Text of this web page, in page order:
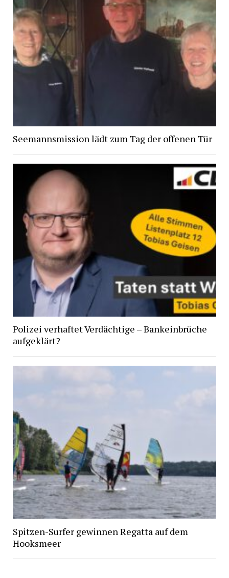
Seemannsmission lädt zum Tag der offenen Tür
Polizei verhaftet Verdächtige – Bankeinbrüche
aufgeklärt?
Spitzen-Surfer gewinnen Regatta auf dem
Hooksmeer